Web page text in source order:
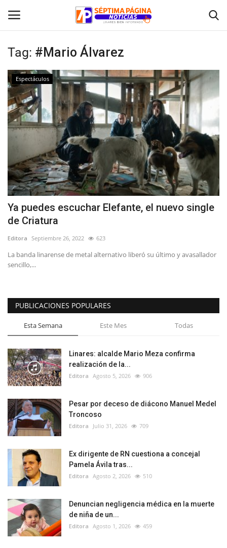
Inicio
Crónica
Policial
Deporte
Política
Espectáculos
Tag: #Mario Álvarez
Espectáculos
Ya puedes escuchar Elefante, el nuevo single
de Criatura
Editora Septiembre 26, 2022 623
La banda linarense de metal alternativo liberó su último y avasallador
sencillo,...
PUBLICACIONES POPULARES
Esta Semana Este Mes Todas
Linares: alcalde Mario Meza confirma
realización de la...
Editora Agosto 5, 2026 906
Pesar por deceso de diácono Manuel Medel
Troncoso
Editora Julio 31, 2026 709
Ex dirigente de RN cuestiona a concejal
Pamela Ávila tras...
Editora Agosto 2, 2026 510
Denuncian negligencia médica en la muerte
de niña de un...
Editora Agosto 1, 2026 459